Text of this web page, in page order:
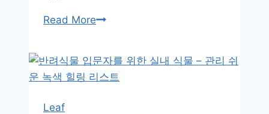
Read More식
느
낄
Leaf